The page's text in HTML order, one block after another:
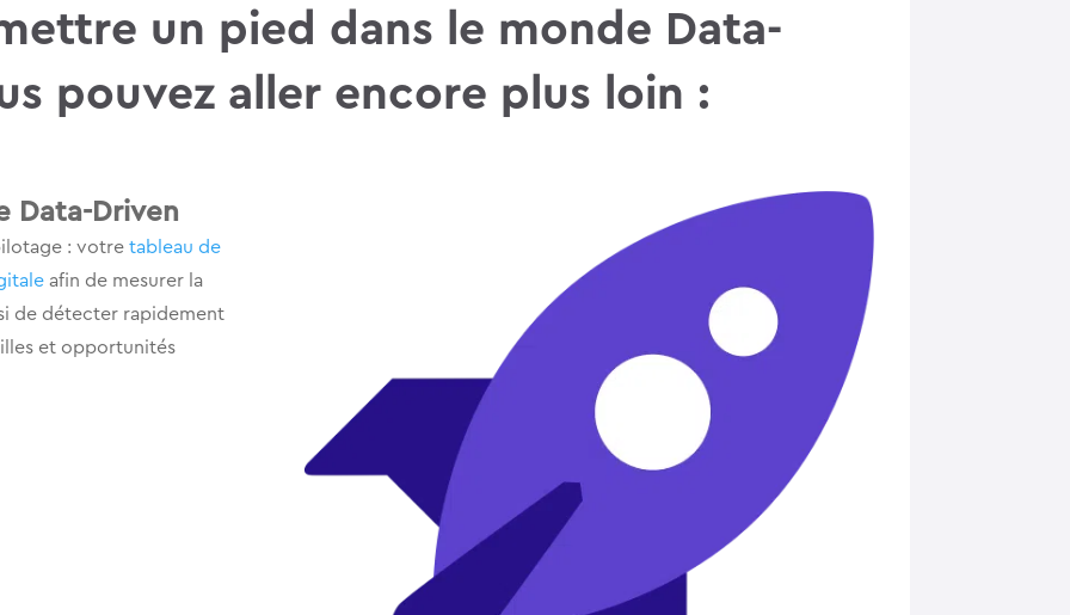
un pied dans le monde Data-
pouvez aller encore plus loin :
Data-Driven
: votre tableau de
afin de mesurer la
de détecter rapidement
et opportunités